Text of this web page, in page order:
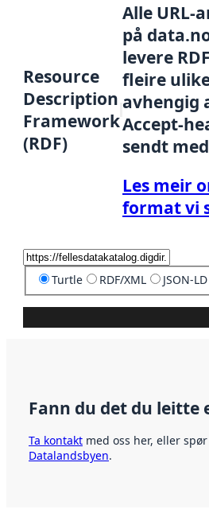
Resource
Description
Framework
(RDF)
Alle URL-
på
levere
fleire
avhengig
Accept-
sendt
Les meir
format vi
Turtle RDF/XML JSON-LD
Fann du det du leitte
Ta kontakt med oss her, eller
Datalandsbyen.